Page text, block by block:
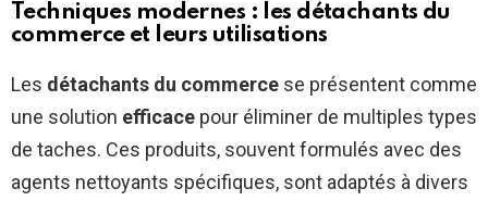
Techniques modernes : les détachants du
commerce et leurs utilisations
Les détachants du commerce se présentent comme
une solution efficace pour éliminer de multiples types
de taches. Ces produits, souvent formulés avec des
agents nettoyants spécifiques, sont adaptés à divers